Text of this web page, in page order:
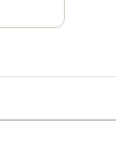
komerciniame